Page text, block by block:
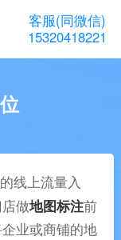
客服(同微信)
15320418221
线上流量入
做地图标注前
业或商铺的地